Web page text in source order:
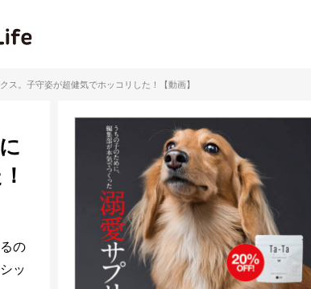
。子守姿が超健気でホッコリした！【動画】
の
ッ